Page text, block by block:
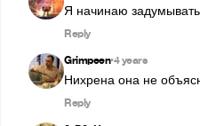
Я начинаю
Reply
Grimpeen•4 years
Нихрена она не
Reply